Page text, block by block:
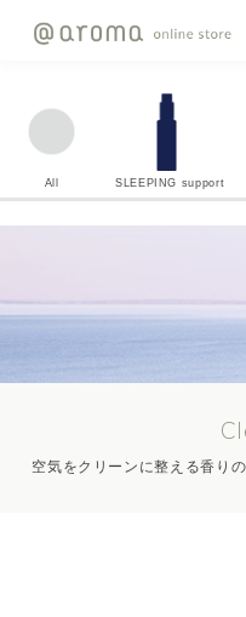
All SLEEPING support
空気をクリーンに整える香り